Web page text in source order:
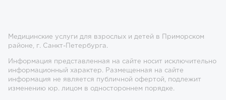
Медицинские услуги для взрослых и детей в Приморском
районе, г. Санкт-Петербурга.
Информация представленная на сайте носит исключительно
информационный характер. Размещенная на сайте
информация не является публичной офертой, подлежит
изменению юр. лицом в одностороннем порядке.